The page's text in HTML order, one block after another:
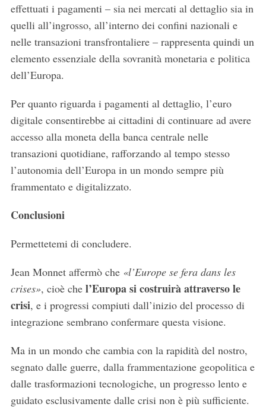
effettuati i pagamenti – sia nei mercati al dettaglio sia in
quelli all’ingrosso, all’interno dei confini nazionali e
nelle transazioni transfrontaliere – rappresenta quindi un
elemento essenziale della sovranità monetaria e politica
dell’Europa.
Per quanto riguarda i pagamenti al dettaglio, l’euro
digitale consentirebbe ai cittadini di continuare ad avere
accesso alla moneta della banca centrale nelle
transazioni quotidiane, rafforzando al tempo stesso
l’autonomia dell’Europa in un mondo sempre più
frammentato e digitalizzato.
Conclusioni
Permettetemi di concludere.
Jean Monnet affermò che «l’Europe se fera dans les
crises», cioè che l’Europa si costruirà attraverso le
crisi, e i progressi compiuti dall’inizio del processo di
integrazione sembrano confermare questa visione.
Ma in un mondo che cambia con la rapidità del nostro,
segnato dalle guerre, dalla frammentazione geopolitica e
dalle trasformazioni tecnologiche, un progresso lento e
guidato esclusivamente dalle crisi non è più sufficiente.